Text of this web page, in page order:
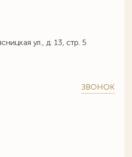
ул., д. 13, стр. 5
ЗВОНОК